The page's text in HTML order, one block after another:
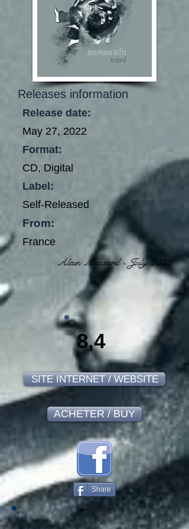
Releases information
Release date:
May 27, 2022
Format:
CD, Digital
Label:
Self-Released
From:
France
Alain Massard - July 2022
8,4
SITE INTERNET / WEBSITE
ACHETER / BUY
Share